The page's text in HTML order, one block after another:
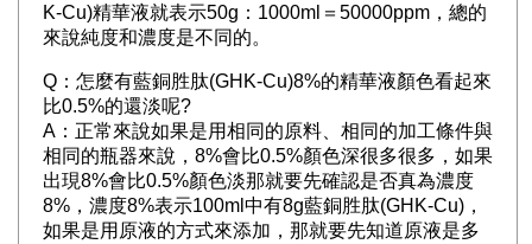
K-Cu)精華液就表示50g：1000ml＝50000ppm，總的
來說純度和濃度是不同的。
Q：怎麼有藍銅胜肽(GHK-Cu)8%的精華液顏色看起來
比0.5%的還淡呢?
A：正常來說如果是用相同的原料、相同的加工條件與
相同的瓶器來說，8%會比0.5%顏色深很多很多，如果
出現8%會比0.5%顏色淡那就要先確認是否真為濃度
8%，濃度8%表示100ml中有8g藍銅胜肽(GHK-Cu)，
如果是用原液的方式來添加，那就要先知道原液是多